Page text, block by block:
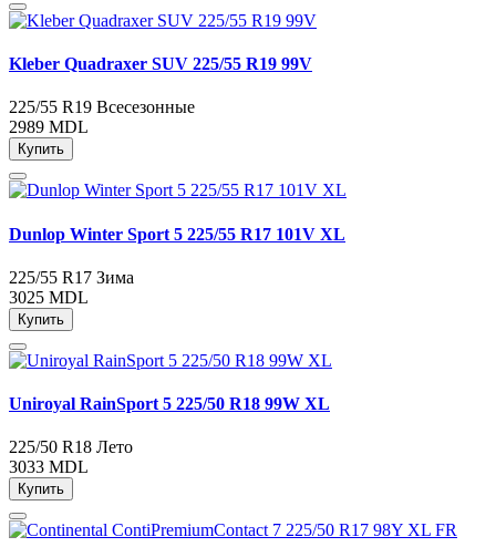
Kleber Quadraxer SUV 225/55 R19 99V
225/55 R19 Всесезонные
2989 MDL
Купить
Dunlop Winter Sport 5 225/55 R17 101V XL
225/55 R17 Зима
3025 MDL
Купить
Uniroyal RainSport 5 225/50 R18 99W XL
225/50 R18 Лето
3033 MDL
Купить